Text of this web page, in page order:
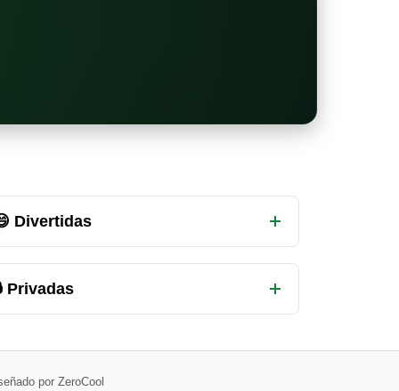
Divertidas
Privadas
por ZeroCool